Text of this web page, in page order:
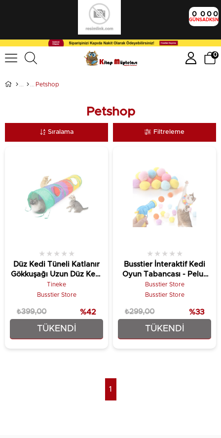
0
GÜN
0
SA
0
DK
0
SN
0
Petshop
Petshop
Filtreleme
Sıralama
TÜKENDI
Düz Kedi Tüneli Katlanır
Gökkuşağı Uzun Düz Kedi
Köpek Oyun Tüneli Evcil
Hayvan Oyun Tüneli
★ ★ ★ ★ ★
Tineke
Busstier Store
₺229,90
₺399,00 %42
TÜKENDI
Busstier İnteraktif Kedi
Oyun Tabancası - Peluş
Toplarla Eğlenceli Oyun
Zamanı, Ekstra Peluş
★ ★ ★ ★ ★
Busstier Store
Busstier Store
₺199,90
₺299,00 %33
1